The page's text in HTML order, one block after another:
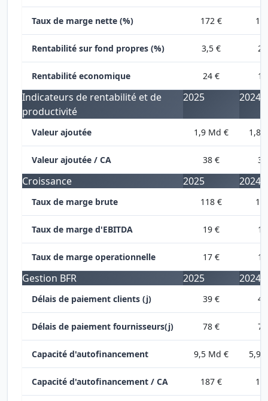
Taux de marge nette (%) 172 €
Rentabilité sur fond propres (%) 3,5 €
Rentabilité economique 24 €
Indicateurs de rentabilité et de
productivité
2025 2024
Valeur ajoutée 1,9 Md € 1,8
Valeur ajoutée / CA 38 €
Croissance 2025 2024
Taux de marge brute 118 €
Taux de marge d'EBITDA 19 €
Taux de marge operationnelle 17 €
Gestion BFR 2025 2024
Délais de paiement clients (j) 39 €
Délais de paiement fournisseurs(j) 78 €
Capacité d'autofinancement 9,5 Md € 5,9
Capacité d'autofinancement / CA 187 €